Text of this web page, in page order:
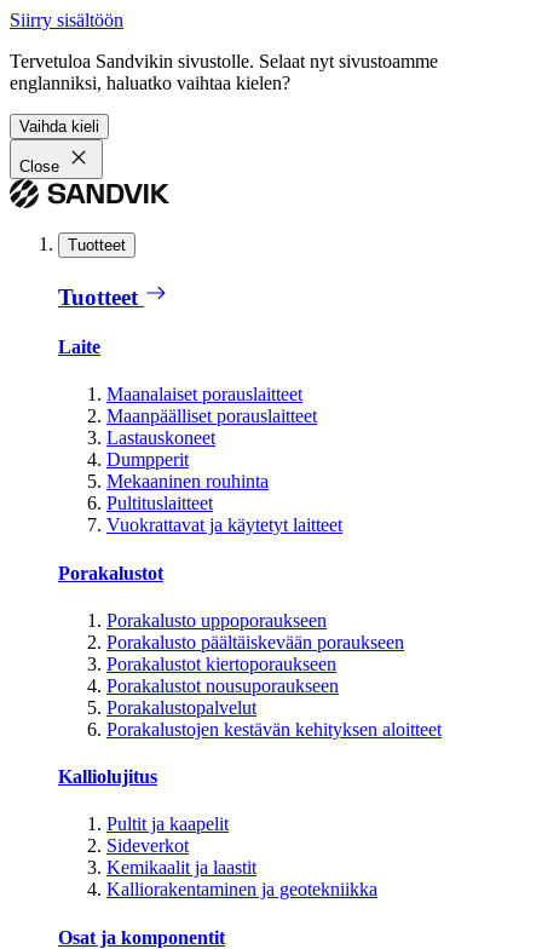
Siirry sisältöön
Tervetuloa Sandvikin sivustolle. Selaat nyt sivustoamme
englanniksi, haluatko vaihtaa kielen?
Vaihda kieli
Close
Tuotteet
Tuotteet
Laite
Maanalaiset porauslaitteet
Maanpäälliset porauslaitteet
Lastauskoneet
Dumpperit
Mekaaninen rouhinta
Pultituslaitteet
Vuokrattavat ja käytetyt laitteet
Porakalustot
Porakalusto uppoporaukseen
Porakalusto päältäiskevään poraukseen
Porakalustot kiertoporaukseen
Porakalustot nousuporaukseen
Porakalustopalvelut
Porakalustojen kestävän kehityksen aloitteet
Kalliolujitus
Pultit ja kaapelit
Sideverkot
Kemikaalit ja laastit
Kalliorakentaminen ja geotekniikka
Osat ja komponentit